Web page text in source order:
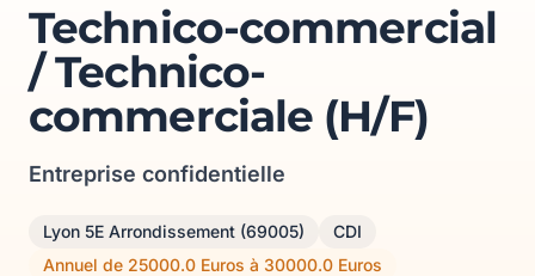
Technico-commercial
/ Technico-
commerciale (H/F)
Entreprise confidentielle
Lyon 5E Arrondissement (69005)
CDI
Annuel de 25000.0 Euros à 30000.0 Euros